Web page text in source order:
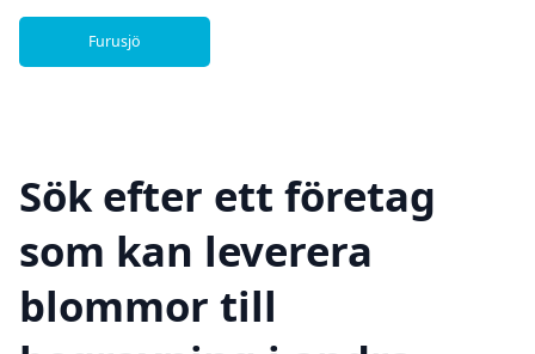
Furusjö
Sök efter ett företag
som kan leverera
blommor till